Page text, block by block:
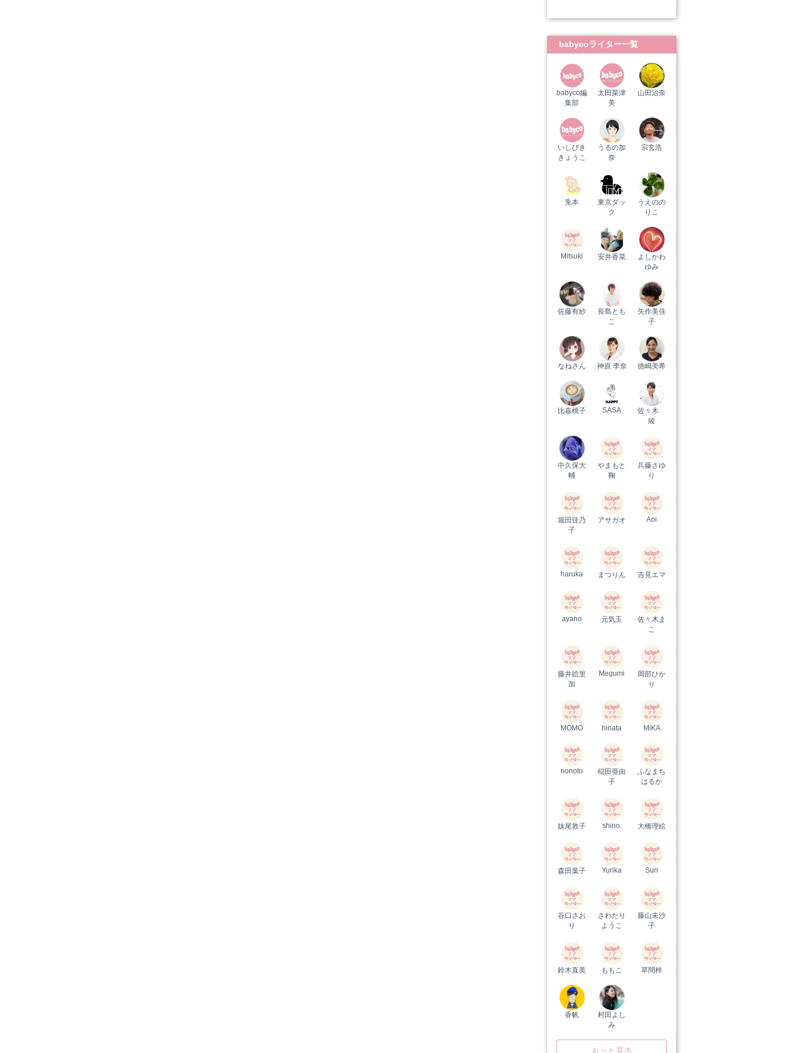
babycoライター一覧
babyco編
集部
太田菜津
美
山田治奈
いしびき
きょうこ
うるの加
奈
宗玄浩
兎本
東京ダッ
ク
うえのの
りこ
Mitsuki 安井香菜
よしかわ
ゆみ
佐藤有紗
長島とも
こ
矢作美佳
子
なねさん 神原 李奈 徳嶋美希
比嘉桃子 SASA
佐々木
綾
中久保大
輔
やまもと
鞠
兵藤さゆ
り
堀田佳乃
子
アサガオ Aoi
haruka まつりん 吉見エマ
ayano 元気玉
佐々木ま
こ
藤井絵里
加
Megumi
岡部ひか
り
MOMO hinata MiKA
nonoto
稲田亜由
子
ふなまち
はるか
妹尾敦子 shino. 大橋理絵
森田葉子 Yurika Suri
谷口さお
り
さわたり
ようこ
藤山未沙
子
鈴木直美 ももこ 草間梓
香帆
村田よし
み
もっと見る